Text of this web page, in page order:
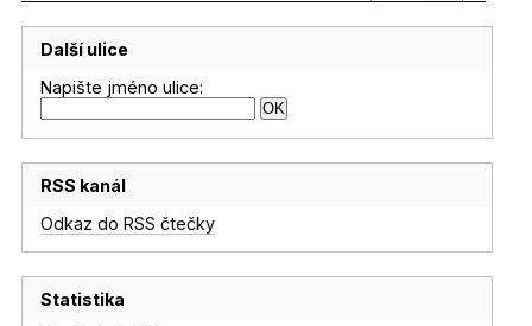
Další ulice
Napište jméno ulice:
RSS kanál
Odkaz do RSS čtečky
Statistika